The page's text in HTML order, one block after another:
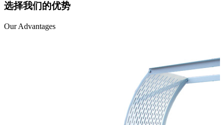
选择我们的优势
Our Advantages